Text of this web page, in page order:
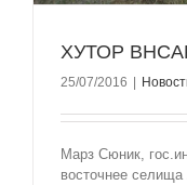
ХУТОР
25/07/2016
Марз Сюник,
восточнее